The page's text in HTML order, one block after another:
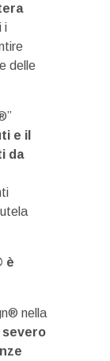
i
delle
e il
da
è
nella
severo